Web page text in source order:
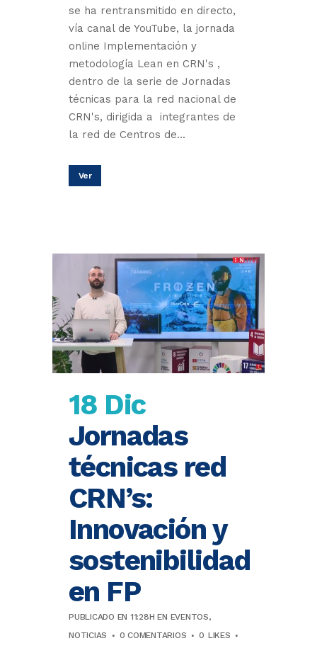
se ha rentransmitido en directo,
vía canal de YouTube, la jornada
online Implementación y
metodología Lean en CRN's ,
dentro de la serie de Jornadas
técnicas para la red nacional de
CRN's, dirigida a integrantes de
la red de Centros de...
Ver
18 Dic
Jornadas
técnicas red
CRN’s:
Innovación y
sostenibilidad
en FP
PUBLICADO EN 11:28H EN EVENTOS,
NOTICIAS
0 COMENTARIOS 0 LIKES